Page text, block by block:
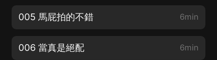
005 馬屁拍的不錯 6min
006 當真是絕配 6min